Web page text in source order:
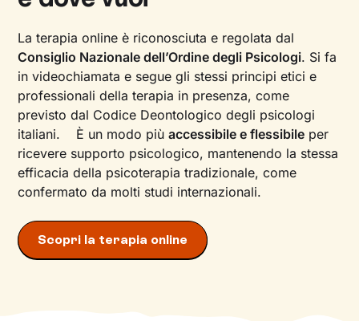
La terapia online è riconosciuta e regolata dal
Consiglio Nazionale dell’Ordine degli Psicologi. Si fa
in videochiamata e segue gli stessi principi etici e
professionali della terapia in presenza, come
previsto dal Codice Deontologico degli psicologi
italiani. È un modo piùaccessibile e flessibile per
ricevere supporto psicologico, mantenendo la stessa
efficacia della psicoterapia tradizionale, come
confermato da molti studi internazionali.
Scopri la terapia online